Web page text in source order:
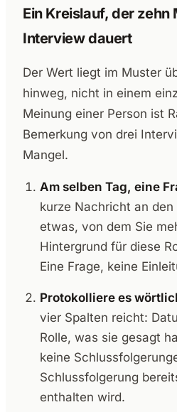
Ein Kreislauf, der zehn
Interview dauert
Der Wert liegt im Muster
hinweg, nicht in einem
Meinung einer Person ist
Bemerkung von drei
Mangel.
Am selben Tag, eine
kurze Nachricht an
etwas, von dem Sie
Hintergrund für diese
Eine Frage, keine
Protokolliere es
vier Spalten reicht:
Rolle, was sie gesagt
keine
Schlussfolgerung
enthalten wird.